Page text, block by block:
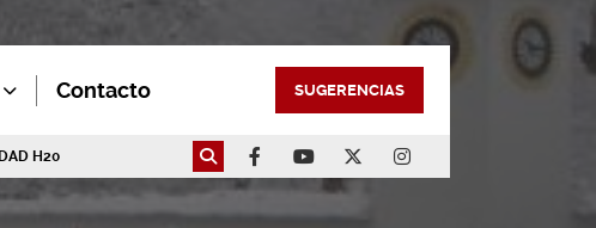
Contacto SUGERENCIAS
H20